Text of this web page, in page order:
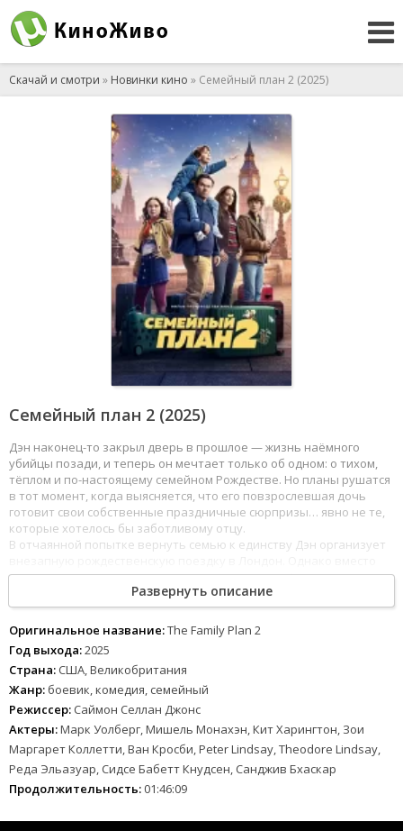
Скачай и смотри » Новинки кино » Семейный план 2 (2025)
Семейный план 2 (2025)
Дэн наконец-то закрыл дверь в прошлое — жизнь наёмного
убийцы позади, и теперь он мечтает только об одном: о тихом,
тёплом и по-настоящему семейном Рождестве. Но планы рушатся
в тот момент, когда выясняется, что его повзрослевшая дочь
готовит свои собственные праздничные сюрпризы… явно не те,
которые хотелось бы заботливому отцу.
В отчаянной попытке вернуть семью к единству Дэн организует
уютных прогулок по украшенным улочкам их ждёт совсем иное
приключение — кто-то выходит на след Дэна, и мирное
путешествие превращается в охоту. Старые враги, неожиданные
союзники, опасности за каждым поворотом и неизменный
семейный хаос.
Для пользователей сайта доступна возможность скачать фильм
«Семейный план 2» (2025) через торрент в хорошем качестве,
чтобы увидеть, сможет ли Дэн защитить своих близких и
сохранить главное — семью — когда прошлое снова стучит в
дверь.
Развернуть описание
Оригинальное название:The Family Plan 2
Год выхода:2025
Страна: США, Великобритания
Жанр: боевик, комедия, семейный
Режиссер: Саймон Селлан Джонс
Актеры:Марк Уолберг, Мишель Монахэн, Кит Харингтон, Зои
Маргарет Коллетти, Ван Кросби, Peter Lindsay, Theodore Lindsay,
Реда Эльазуар, Сидсе Бабетт Кнудсен, Санджив Бхаскар
Продолжительность:01:46:09